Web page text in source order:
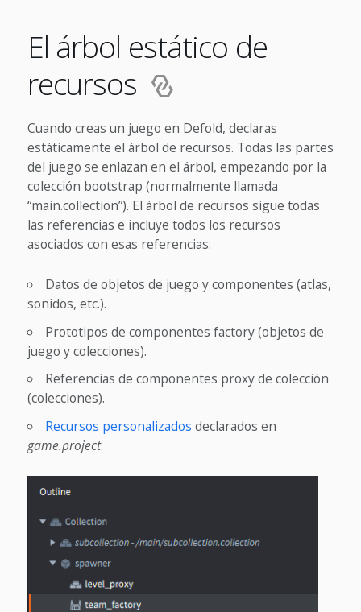
El árbol estático de
recursos
Cuando creas un juego en Defold, declaras
estáticamente el árbol de recursos. Todas las partes
del juego se enlazan en el árbol, empezando por la
colección bootstrap (normalmente llamada
“main.collection”). El árbol de recursos sigue todas
las referencias e incluye todos los recursos
asociados con esas referencias:
Datos de objetos de juego y componentes (atlas,
sonidos, etc.).
Prototipos de componentes factory (objetos de
juego y colecciones).
Referencias de componentes proxy de colección
(colecciones).
Recursos personalizados declarados en
game.project.